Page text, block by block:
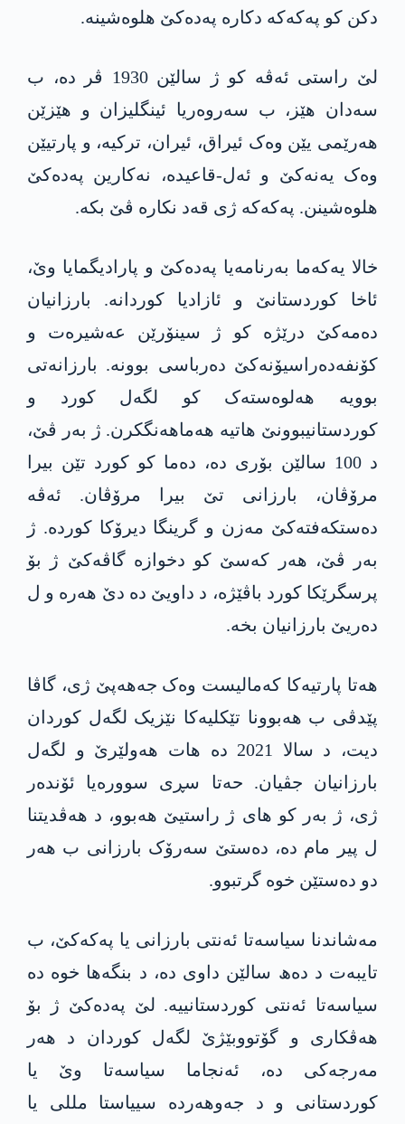
دکن کو پەکەکە دکارە پەدەکێ ھلوەشینە.
لێ راستی ئەڤە کو ژ سالێن 1930 ڤر دە، ب
سەدان ھێز، ب سەروەریا ئینگلیزان و ھێزێن
ھەرێمی یێن وەک ئیراق، ئیران، ترکیە، و پارتیێن
وەک یەنەکێ و ئەل-قاعیدە، نەکارین پەدەکێ
ھلوەشینن. پەکەکە ژی قەد نکارە ڤێ بکە.
خالا یەکەما بەرنامەیا پەدەکێ و پارادیگمایا وێ،
ئاخا کوردستانێ و ئازادیا کوردانە. بارزانیان
دەمەکێ درێژە کو ژ سینۆرێن عەشیرەت و
کۆنفەدەراسیۆنەکێ دەرباسی بوونە. بارزانەتی
بوویە ھەلوەستەک کو لگەل کورد و
کوردستانیبوونێ ھاتیە ھەماھەنگکرن. ژ بەر ڤێ،
د 100 سالێن بۆری دە، دەما کو کورد تێن بیرا
مرۆڤان، بارزانی تێ بیرا مرۆڤان. ئەڤە
دەستکەفتەکێ مەزن و گرینگا دیرۆکا کوردە. ژ
بەر ڤێ، ھەر کەسێ کو دخوازە گاڤەکێ ژ بۆ
پرسگرێکا کورد باڤێژە، د داویێ دە دێ هەرە و ل
دەریێ بارزانیان بخە.
ھەتا پارتیەکا کەمالیست وەک جەهەپێ ژی، گاڤا
پێدڤی ب ھەبوونا تێکلیەکا نێزیک لگەل کوردان
دیت، د سالا 2021 دە ھات ھەولێرێ و لگەل
بارزانیان جڤیان. حەتا سڕی سوورەیا ئۆندەر
ژی، ژ بەر کو ھای ژ راستیێ ھەبوو، د ھەڤدیتنا
ل پیر مام دە، دەستێ سەرۆک بارزانی ب ھەر
دو دەستێن خوە گرتبوو.
مەشاندنا سیاسەتا ئەنتی بارزانی یا پەکەکێ، ب
تایبەت د دەھ سالێن داوی دە، د بنگەھا خوە دە
سیاسەتا ئەنتی کوردستانییە. لێ پەدەکێ ژ بۆ
ھەڤکاری و گۆتووبێژێ لگەل کوردان د ھەر
مەرجەکی دە، ئەنجاما سیاسەتا وێ یا
کوردستانی و د جەوھەردە سییاستا مللی یا